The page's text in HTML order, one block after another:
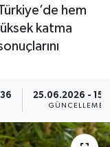
hem
katma
25.06.2026 -
GÜNCELLEME